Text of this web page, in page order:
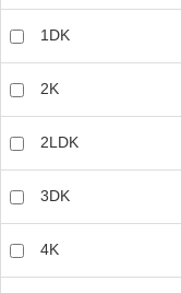
1DK
2K
2LDK
3DK
4K